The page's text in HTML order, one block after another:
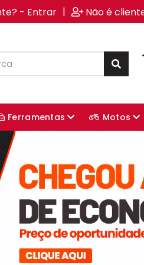
- Entrar | Não é
Ferramentas Motos